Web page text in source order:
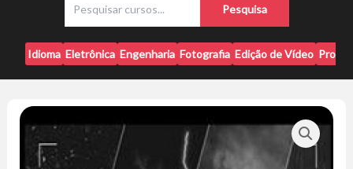
s
q
u
i
a
r
Pesquisa
Idioma Eletrônica Engenharia Fotografia Edição de Vídeo